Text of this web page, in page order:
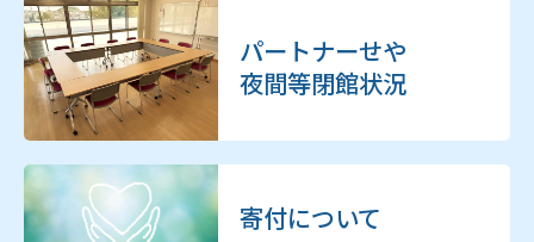
パートナーせや
夜間等閉館状況
寄付について